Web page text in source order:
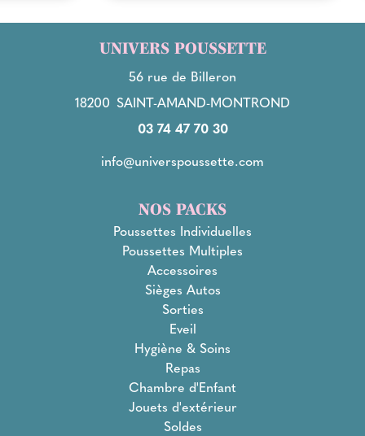
UNIVERS POUSSETTE
56 rue de Billeron
18200 SAINT-AMAND-MONTROND
03 74 47 70 30
info@universpoussette.com
NOS PACKS
Poussettes Individuelles
Poussettes Multiples
Accessoires
Sièges Autos
Sorties
Eveil
Hygiène & Soins
Repas
Chambre d'Enfant
Jouets d'extérieur
Soldes